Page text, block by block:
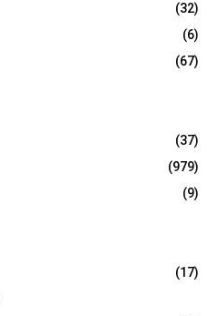
(32)
(6)
(67)
(37)
(979)
(9)
(17)